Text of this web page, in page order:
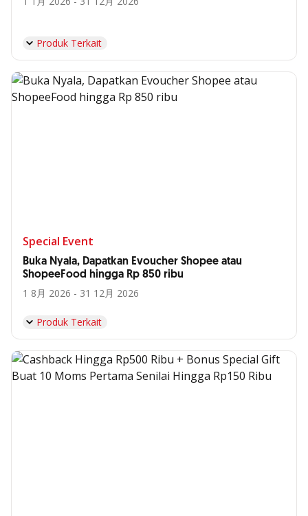
Produk Terkait
Special Event
Buka Nyala, Dapatkan Evoucher Shopee atau
ShopeeFood hingga Rp 850 ribu
1 8月 2026 - 31 12月 2026
Produk Terkait